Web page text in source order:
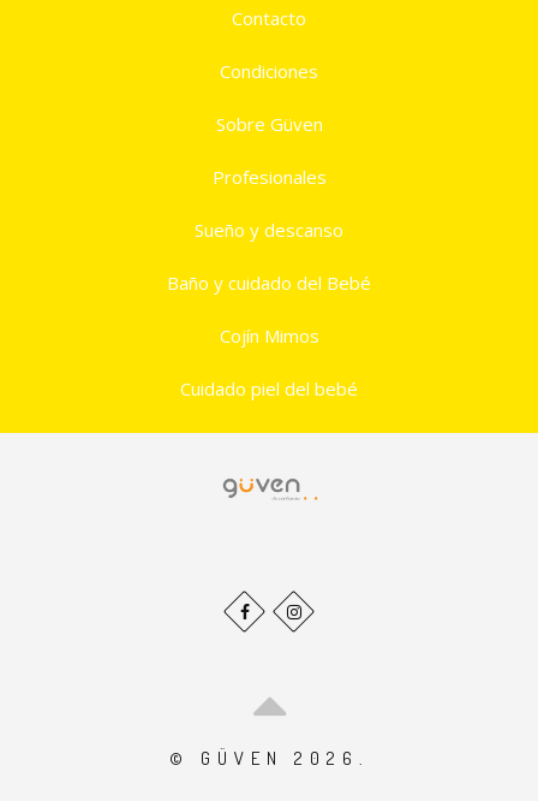
Contacto
Condiciones
Sobre Güven
Profesionales
Sueño y descanso
Baño y cuidado del Bebé
Cojín Mimos
Cuidado piel del bebé
© GÜVEN 2026.